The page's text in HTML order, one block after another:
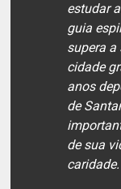
estudar
guia
supera
cidade
anos
de
de sua
caridade.